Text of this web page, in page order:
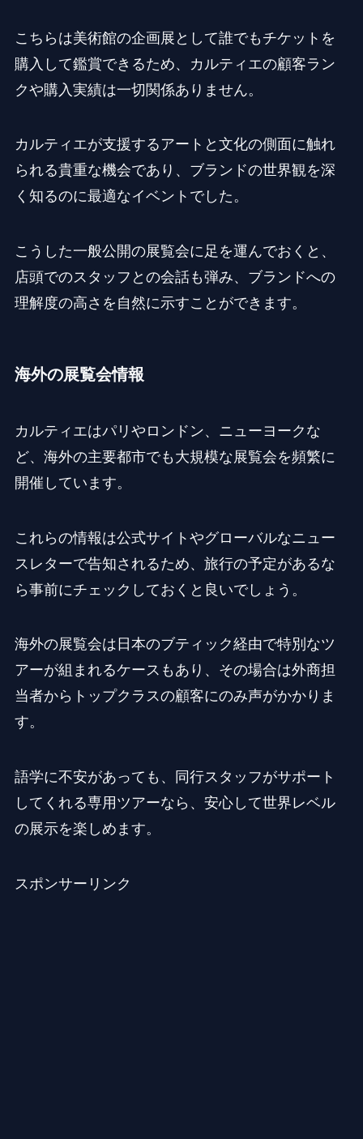
こちらは美術館の企画展として誰でもチケットを
購入して鑑賞できるため、カルティエの顧客ラン
クや購入実績は一切関係ありません。
カルティエが支援するアートと文化の側面に触れ
られる貴重な機会であり、ブランドの世界観を深
く知るのに最適なイベントでした。
こうした一般公開の展覧会に足を運んでおくと、
店頭でのスタッフとの会話も弾み、ブランドへの
理解度の高さを自然に示すことができます。
海外の展覧会情報
カルティエはパリやロンドン、ニューヨークな
ど、海外の主要都市でも大規模な展覧会を頻繁に
開催しています。
これらの情報は公式サイトやグローバルなニュー
スレターで告知されるため、旅行の予定があるな
ら事前にチェックしておくと良いでしょう。
海外の展覧会は日本のブティック経由で特別なツ
アーが組まれるケースもあり、その場合は外商担
当者からトップクラスの顧客にのみ声がかかりま
す。
語学に不安があっても、同行スタッフがサポート
してくれる専用ツアーなら、安心して世界レベル
の展示を楽しめます。
スポンサーリンク